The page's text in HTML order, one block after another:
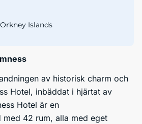
Orkney Islands
av historisk charm och
Hotel, inbäddat i hjärtat av
Hotel är en
42 rum, alla med eget